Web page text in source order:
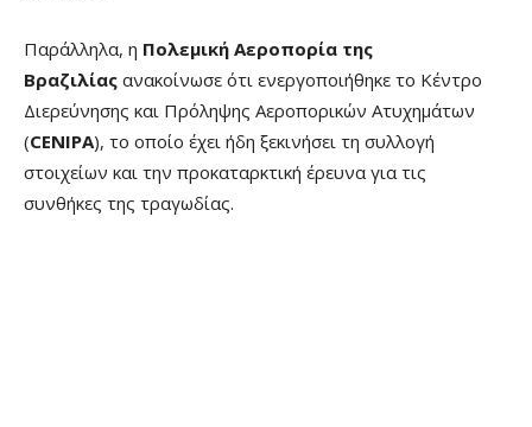
Παράλληλα, η Πολεμική Αεροπορία της
Βραζιλίας ανακοίνωσε ότι ενεργοποιήθηκε το Κέντρο
Διερεύνησης και Πρόληψης Αεροπορικών Ατυχημάτων
(CENIPA), το οποίο έχει ήδη ξεκινήσει τη συλλογή
στοιχείων και την προκαταρκτική έρευνα για τις
συνθήκες της τραγωδίας.